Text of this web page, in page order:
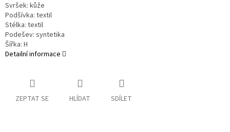
Svršek: kůže
Podšívka: textil
Stélka: textil
Podešev: syntetika
Šířka: H
Detailní informace
ZEPTAT SE HLÍDAT SDÍLET